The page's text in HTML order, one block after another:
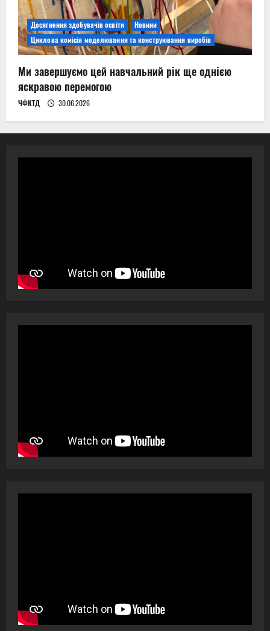
Досягнення здобувачів освіти
Новини
Циклова комісія моделювання та конструювання виробів
Ми завершуємо цей навчальний рік ще однією
яскравою перемогою
ЧФКТД 30.06.2026